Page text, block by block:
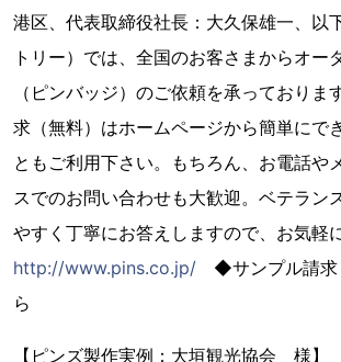
港区、代表取締役社長：大久保雄一、以
トリー）では、全国のお客さまからオー
（ピンバッジ）のご依頼を承っておりま
求（無料）はホームページから簡単にで
ともご利用下さい。もちろん、お電話や
スでのお問い合わせも大歓迎。ベテラン
やすく丁寧にお答えしますので、お気軽
http://www.pins.co.jp/ ◆サンプル請求
ら
【ピンズ製作実例：大垣観光協会 様】